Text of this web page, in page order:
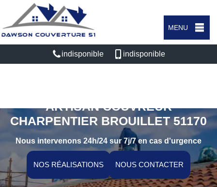
MENU
indisponible indisponible
ARTISAN COUVREUR
CHARPENTIER BROUILLET 51170
Nous intervenons 24h/24 sur 7j/7 en cas d'urgence
NOS RÉALISATIONS NOUS CONTACTER